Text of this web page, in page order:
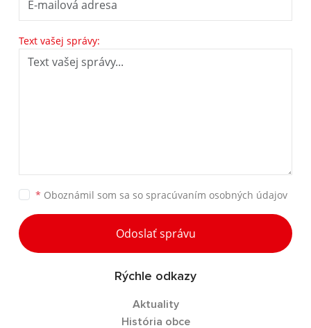
Text vašej správy:
* Oboznámil som sa so spracúvaním osobných údajov
Odoslať správu
Rýchle odkazy
Aktuality
História obce